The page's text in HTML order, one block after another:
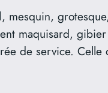
mesquin,
maquisard,
de service.